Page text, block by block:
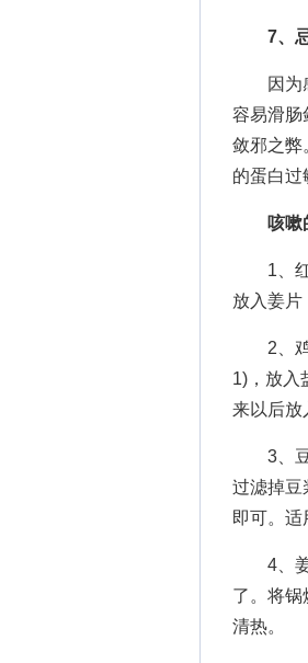
7、
因为感
容易滑肠
敛邪之弊
的蛋白过
咳嗽
1、红
放入姜片
2、鸡
1)，放入
来以后放
3、豆
过滤掉豆
即可。适
4、姜
了。将锅
清热。